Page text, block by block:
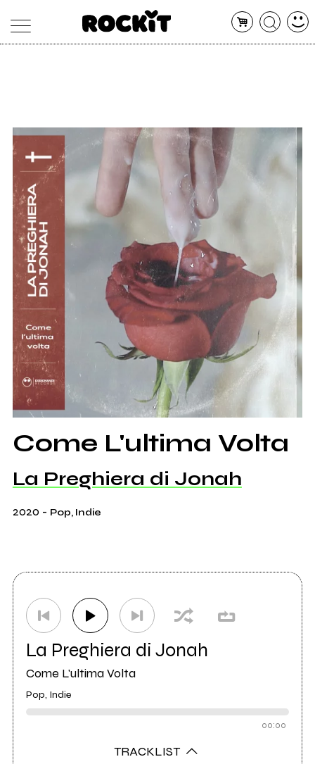
ARTISTI
CONCERTI
SHOP
RADIO
Come L'ultima Volta
La Preghiera di Jonah
2020- Pop, Indie
La Preghiera di Jonah
Come L'ultima Volta
Pop, Indie
00:00
TRACKLIST